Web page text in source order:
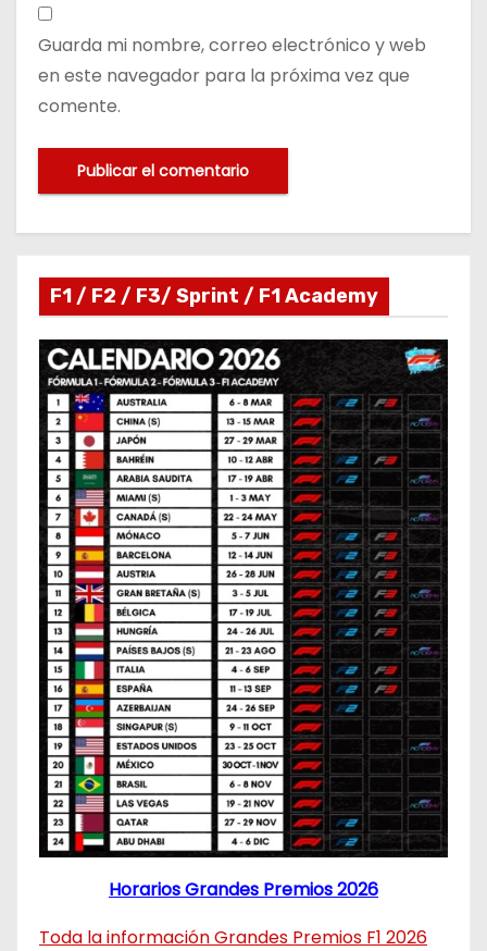
Guarda mi nombre, correo electrónico y web
en este navegador para la próxima vez que
comente.
F1 / F2 / F3/ Sprint / F1 Academy
Horarios Grandes Premios 2026
Toda la información Grandes Premios F1 2026